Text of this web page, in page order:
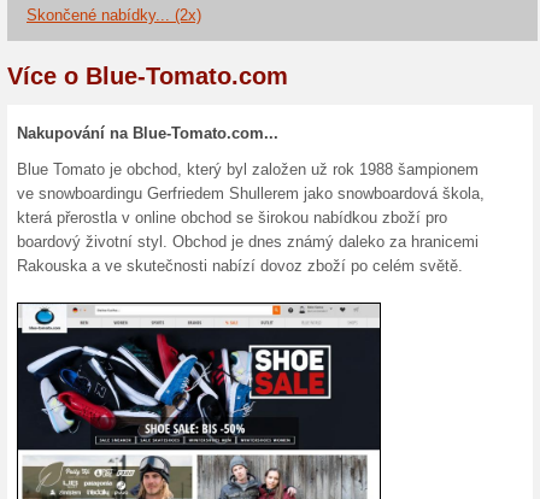
Aktuální slevy a
Doprava zdarma
100% fungovalo Akce
Nakupte v e-shopu Blue-
Lhůta dodán zboží je 3-4